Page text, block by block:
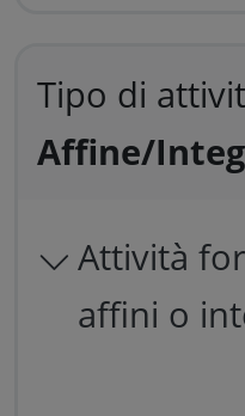
Tipo di
Affine/
Attività
affini o